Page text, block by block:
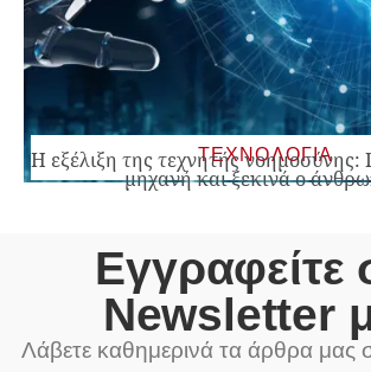
ΤΕΧΝΟΛΟΓΙΑ
Η εξέλιξη της τεχνητής
μηχανή και ξεκινά ο
Εγγραφείτε
Newsletter
Λάβετε καθημερινά τα άρθρα μας